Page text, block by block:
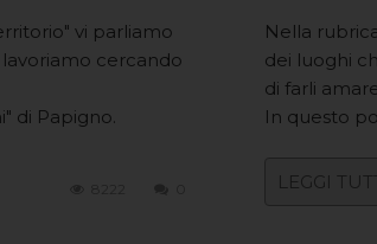
vi parliamo
cercando
di Papigno.
Nella
dei luoghi
di farli
In questo
LEGGI